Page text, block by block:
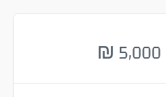
5,000
₪